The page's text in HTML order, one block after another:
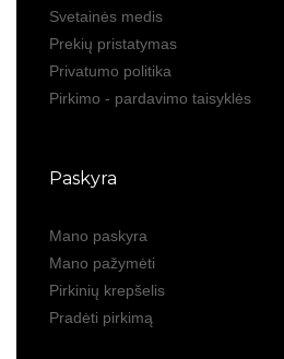
Svetainės medis
Prekių pristatymas
Privatumo politika
Pirkimo - pardavimo taisyklės
Paskyra
Mano paskyra
Mano pažymėti
Pirkinių krepšelis
Pradėti pirkimą